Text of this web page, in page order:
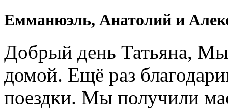
Емманюэль, Анатолий и
Добрый день Татьяна, Мы
домой. Ещё раз
поездки. Мы получили